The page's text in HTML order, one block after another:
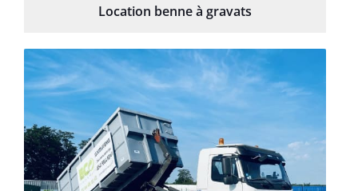
Location benne à gravats